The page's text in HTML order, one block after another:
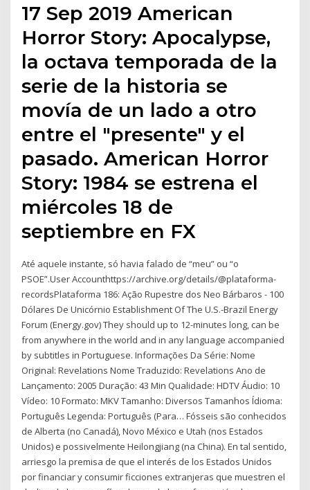
17 Sep 2019 American
Horror Story: Apocalypse,
la octava temporada de la
serie de la historia se
movía de un lado a otro
entre el "presente" y el
pasado. American Horror
Story: 1984 se estrena el
miércoles 18 de
septiembre en FX
Até aquele instante, só havia falado de “meu” ou “o
PSOE”.User Accounthttps://archive.org/details/@plataforma-
recordsPlataforma 186: Ação Rupestre dos Neo Bárbaros - 100
Dólares De Unicórnio Establishment Of The U.S.-Brazil Energy
Forum (Energy.gov) They should up to 12-minutes long, can be
from anywhere in the world and in any language accompanied
by subtitles in Portuguese. Informações Da Série: Nome
Original: Revelations Nome Traduzido: Revelations Ano de
Lançamento: 2005 Duração: 43 Min Qualidade: HDTV Áudio: 10
Vídeo: 10 Formato: MKV Tamanho: Diversos Tamanhos Ídioma:
Português Legenda: Português (Para… Fósseis são conhecidos
de Alberta (no Canadá), Novo México e Utah (nos Estados
Unidos) e possivelmente Heilongjiang (na China). En tal sentido,
arriesgo la premisa de que el interés de los Estados Unidos
por financiar y consumir ficciones extranjeras que muestren el